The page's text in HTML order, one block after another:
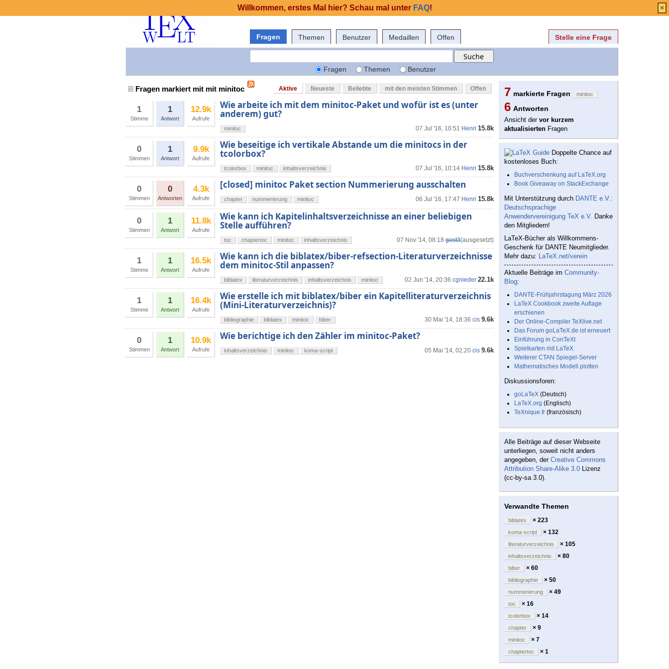
Fragen Themen Benutzer Medaillen Offen Stelle eine Frage
Fragen Themen Benutzer
Fragen markiert mit mit minitoc Aktive Neueste Beliebte mit den meisten Stimmen Offen
1
Stimme
1
Antwort
12.9k
Aufrufe
Wie arbeite ich mit dem minitoc-Paket und wofür ist es (unter
anderem) gut?
07 Jul '16, 10:51 Henri 15.8k
minitoc
0
Stimmen
1
Antwort
9.9k
Aufrufe
Wie beseitige ich vertikale Abstande um die minitocs in der
tcolorbox?
07 Jul '16, 10:14 Henri 15.8k
tcolorbox minitoc inhaltsverzeichnis
0
Stimmen
0
Antworten
4.3k
Aufrufe
[closed] minitoc Paket section Nummerierung ausschalten
06 Jul '16, 17:47 Henri 15.8k
chapter nummerierung minitoc
0
Stimmen
1
Antwort
11.8k
Aufrufe
Wie kann ich Kapitelinhaltsverzeichnisse an einer beliebigen
Stelle aufführen?
07 Nov '14, 08:18 gast3(ausgesetzt)
toc chaptertoc minitoc inhaltsverzeichnis
1
Stimme
1
Antwort
16.5k
Aufrufe
Wie kann ich die biblatex/biber-refsection-Literaturverzeichnisse
dem minitoc-Stil anpassen?
02 Jun '14, 20:36 cgnieder 22.1k
biblatex literaturverzeichnis inhaltsverzeichnis minitoc
1
Stimme
1
Antwort
16.4k
Aufrufe
Wie erstelle ich mit biblatex/biber ein Kapitelliteraturverzeichnis
(Mini-Literaturverzeichnis)?
30 Mai '14, 18:36 cis 9.6k
bibliographie biblatex minitoc biber
0
Stimmen
1
Antwort
10.9k
Aufrufe
Wie berichtige ich den Zähler im minitoc-Paket?
05 Mai '14, 02:20 cis 9.6k
inhaltsverzeichnis minitoc koma-script
7 markierte Fragen minitoc
6 Antworten
Ansicht der vor kurzem
aktualisierten Fragen
Doppelte Chance auf
kostenloses Buch:
Buchverschenkung auf LaTeX.org
Book Giveaway on StackExchange
Mit Unterstützung durch DANTE e.V.:
Deutschsprachige
Anwendervereinigung TeX e.V. Danke
den Mitgliedern!
LaTeX-Bücher als Willkommens-
Geschenk für DANTE Neumitglieder.
Mehr dazu: LaTeX.net/verein
Aktuelle Beiträge im Community-
Blog:
DANTE-Frühjahrstagung März 2026
LaTeX Cookbook zweite Auflage
erschienen
Der Online-Compiler TeXlive.net
Das Forum goLaTeX.de ist erneuert
Einführung in ConTeXt
Spielkarten mit LaTeX
Weiterer CTAN Spiegel-Server
Mathematisches Modell plotten
Diskussionsforen:
goLaTeX (Deutsch)
LaTeX.org (Englisch)
TeXnique.fr (französisch)
Alle Beiträge auf dieser Webseite
unterliegen, soweit nicht anders
angegeben, der Creative Commons
Attribution Share-Alike 3.0 Lizenz
(cc-by-sa 3.0).
Verwandte Themen
biblatex × 223
koma-script × 132
literaturverzeichnis × 105
inhaltsverzeichnis × 80
biber × 60
bibliographie × 50
nummerierung × 49
toc × 16
tcolorbox × 14
chapter × 9
minitoc × 7
chaptertoc × 1
Willkommen, erstes Mal hier? Schau mal unter FAQ! ×